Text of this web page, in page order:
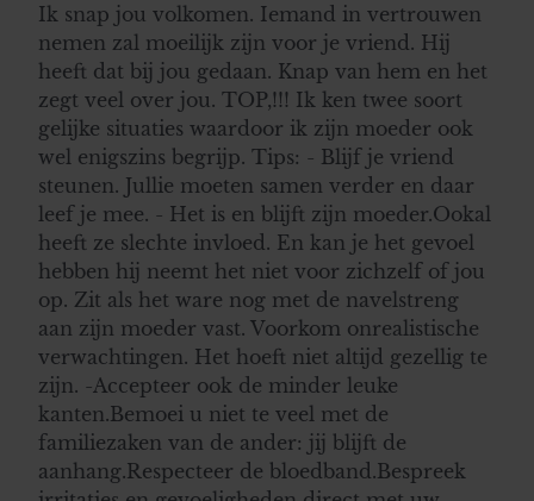
Ik snap jou volkomen. Iemand in vertrouwen
nemen zal moeilijk zijn voor je vriend. Hij
heeft dat bij jou gedaan. Knap van hem en het
zegt veel over jou. TOP,!!! Ik ken twee soort
gelijke situaties waardoor ik zijn moeder ook
wel enigszins begrijp. Tips: - Blijf je vriend
steunen. Jullie moeten samen verder en daar
leef je mee. - Het is en blijft zijn moeder.Ookal
heeft ze slechte invloed. En kan je het gevoel
hebben hij neemt het niet voor zichzelf of jou
op. Zit als het ware nog met de navelstreng
aan zijn moeder vast. Voorkom onrealistische
verwachtingen. Het hoeft niet altijd gezellig te
zijn. -Accepteer ook de minder leuke
kanten.Bemoei u niet te veel met de
familiezaken van de ander: jij blijft de
aanhang.Respecteer de bloedband.Bespreek